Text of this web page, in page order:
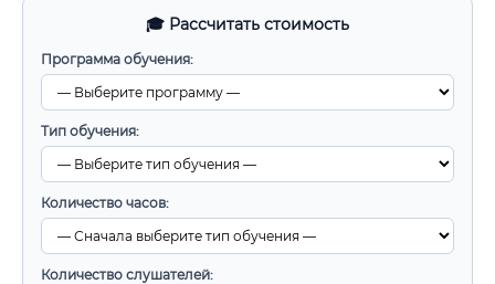
🎓 Рассчитать стоимость
Программа обучения:
Тип обучения:
Количество часов:
Количество слушателей: